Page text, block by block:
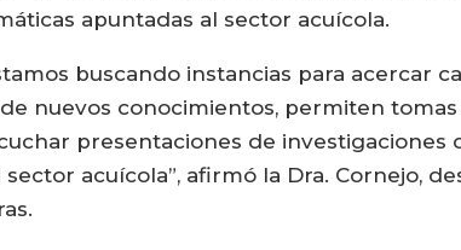
apuntadas al sector acuícola.
buscando instancias para acercar
nuevos conocimientos, permiten
presentaciones de
sector acuícola”, afirmó la Dra. Cornejo,